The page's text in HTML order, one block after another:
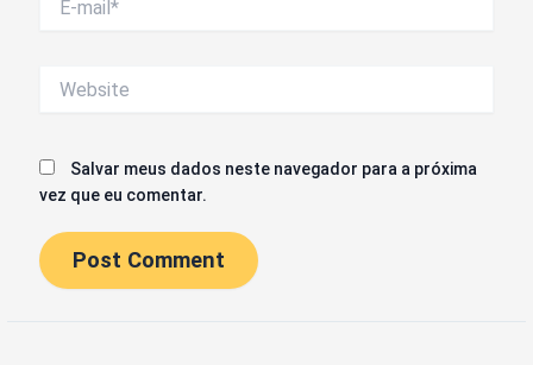
mail*
Salvar meus dados neste navegador para a próxima
vez que eu comentar.